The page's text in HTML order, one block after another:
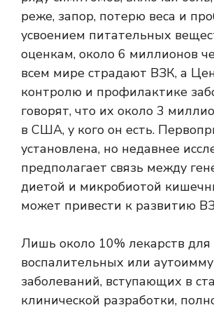
реже, запор, потерю веса и
усвоением питательных
оценкам, около 6 миллионов
всем мире страдают ВЗК, а
контролю и профилактике
говорят, что их около 3
в США, у кого он есть.
установлена, но недавнее
предполагает связь между
диетой и микробиотой
может привести к развитию
Лишь около 10% лекарств для
воспалительных или
заболеваний, вступающих в
клинической разработки,